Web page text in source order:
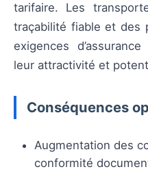
tarifaire. Les
traçabilité fiable et des
exigences
leur attractivité et
Conséquences
Augmentation des
conformité